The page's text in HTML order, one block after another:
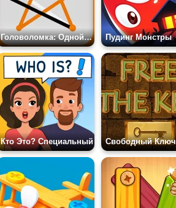
Головоломка: Одной Линией Пудинг Монстры
Кто Это? Специальный Свободный Ключ